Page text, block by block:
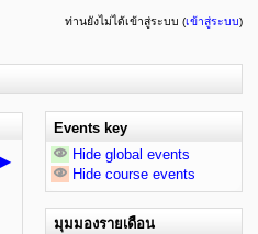
ท่านยังไม่ได้เข้าสู่ระบบ (เข้าสู่ระบบ)
Events key
Hide global events
Hide course events
มุมมองรายเดือน